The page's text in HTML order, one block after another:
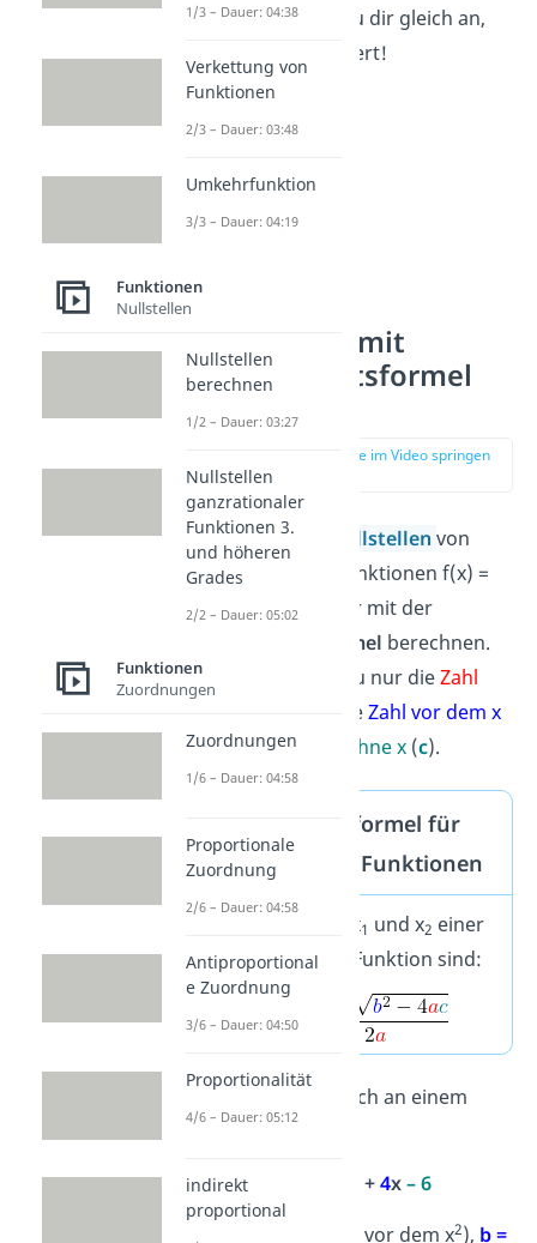
verwenden. Schau dir gleich an,
wie das funktioniert!
Nullstellen mit
Mitternachtsformel
berechnen
zur Stelle im Video springen
Du kannst die Nullstellenvon
quadratischen Funktionen f(x) =
a
+bx– c immer mit der
Mitternachtsformel berechnen.
Dafür brauchst du nur dieZahl
), dieZahl vor dem x
(b) und die Zahl ohne x (c).
Mitternachtsformel für
quadratische Funktionen
Die Nullstellen x1 und x2 einer
quadratischen Funktion sind:
Schau dir das gleich an einem
+4x– 6
(Zahl vor dem x2), b =
1/3 – Dauer: 04:38
Verkettung von
Funktionen
2/3 – Dauer: 03:48
Umkehrfunktion
3/3 – Dauer: 04:19
Funktionen
Nullstellen
Nullstellen
berechnen
1/2 – Dauer: 03:27
Nullstellen
ganzrationaler
Funktionen 3.
und höheren
Grades
2/2 – Dauer: 05:02
Funktionen
Zuordnungen
Zuordnungen
1/6 – Dauer: 04:58
Proportionale
Zuordnung
2/6 – Dauer: 04:58
Antiproportional
e Zuordnung
3/6 – Dauer: 04:50
Proportionalität
4/6 – Dauer: 05:12
indirekt
proportional